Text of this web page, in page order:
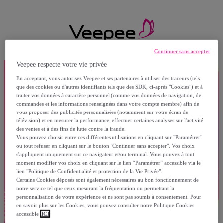
Veepee respecte votre vie privée
En acceptant, vous autorisez Veepee et ses partenaires à utiliser des traceurs (tels
que des cookies ou d'autres identifiants tels que des SDK, ci-après "Cookies") et à
traiter vos données à caractère personnel (comme vos données de navigation, de
commandes et les informations renseignées dans votre compte membre) afin de
vous proposer des publicités personnalisées (notamment sur votre écran de
télévision) et en mesurer la performance, effectuer certaines analyses sur l'activité
des ventes et à des fins de lutte contre la fraude.
Vous pouvez choisir entre ces différentes utilisations en cliquant sur "Paramétrer"
ou tout refuser en cliquant sur le bouton "Continuer sans accepter". Vos choix
s'appliquent uniquement sur ce navigateur et/ou terminal. Vous pouvez à tout
moment modifier vos choix en cliquant sur le lien “Paramétrer” accessible via le
lien "Politique de Confidentialité et protection de la Vie Privée".
Certains Cookies déposés sont également nécessaires au bon fonctionnement de
notre service tel que ceux mesurant la fréquentation ou permettant la
personnalisation de votre expérience et ne sont pas soumis à consentement. Pour
en savoir plus sur les Cookies, vous pouvez consulter notre Politique Cookies
accessible ICI
Continuer sans accepter